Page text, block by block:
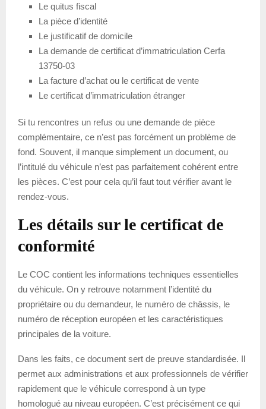
Le quitus fiscal
La pièce d’identité
Le justificatif de domicile
La demande de certificat d’immatriculation Cerfa
13750-03
La facture d’achat ou le certificat de vente
Le certificat d’immatriculation étranger
Si tu rencontres un refus ou une demande de pièce
complémentaire, ce n’est pas forcément un problème de
fond. Souvent, il manque simplement un document, ou
l’intitulé du véhicule n’est pas parfaitement cohérent entre
les pièces. C’est pour cela qu’il faut tout vérifier avant le
rendez-vous.
Les détails sur le certificat de
conformité
Le COC contient les informations techniques essentielles
du véhicule. On y retrouve notamment l’identité du
propriétaire ou du demandeur, le numéro de châssis, le
numéro de réception européen et les caractéristiques
principales de la voiture.
Dans les faits, ce document sert de preuve standardisée. Il
permet aux administrations et aux professionnels de vérifier
rapidement que le véhicule correspond à un type
homologué au niveau européen. C’est précisément ce qui